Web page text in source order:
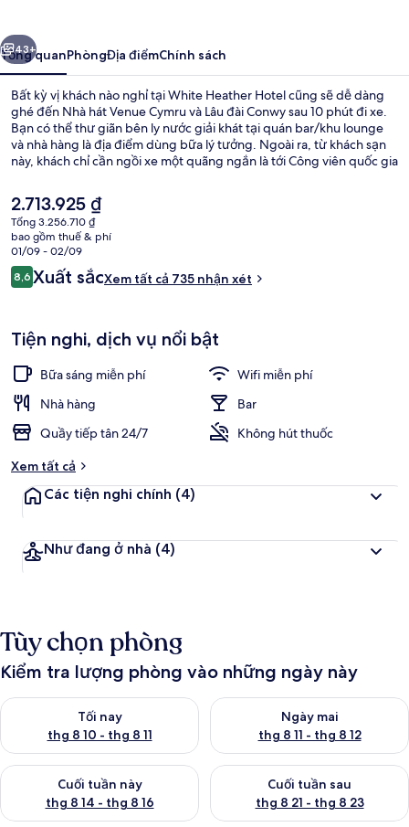
Tiếp
43+
Tổng quanPhòngĐịa điểmChính sách
Bất kỳ vị khách nào nghỉ tại White Heather Hotel cũng sẽ dễ dàng
ghé đến Nhà hát Venue Cymru và Lâu đài Conwy sau 10 phút đi xe.
Bạn có thể thư giãn bên ly nước giải khát tại quán bar/khu lounge
và nhà hàng là địa điểm dùng bữa lý tưởng. Ngoài ra, từ khách sạn
này, khách chỉ cần ngồi xe một quãng ngắn là tới Công viên quốc gia
đánh giá cao.
Giá
hiện
tại
là
2.713.925 ₫
2.713.925 ₫
Tổng 3.256.710 ₫
bao gồm thuế & phí
01/09 - 02/09
Nhận
xét
8,68,6 trên 10,
Xuất sắcXem tất cả 735 nhận xét
Tiện nghi, dịch vụ nổi bật
Bữa sáng miễn phí
Wifi miễn phí
Nhà hàng
Bar
Quầy tiếp tân 24/7
Không hút thuốc
Xem tất cả
Các tiện nghi chính (4)
Như đang ở nhà (4)
Tùy chọn phòng
Kiểm tra lượng phòng vào những ngày này
Tối nay
thg 8 10 - thg 8 11
Kiểm tra lượng phòng tối nay từ thg 8 10 - thg 8 11
Ngày mai
thg 8 11 - thg 8 12
Kiểm tra lượng phòng ngày
Cuối tuần này
thg 8 14 - thg 8 16
Kiểm tra lượng phòng cuối tuần này từ thg 8 14 - thg 8 16
Cuối tuần sau
thg 8 21 - thg 8 23
Kiểm tra lượng phòng cuối